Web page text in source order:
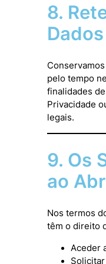
8.
Dados
pelo tempo
finalidades
Privacidade
legais.
9. Os
ao
Nos termos
têm o direito
Aceder